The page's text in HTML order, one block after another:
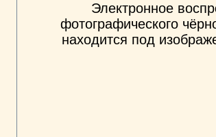
Электронное
фотографического
находится под